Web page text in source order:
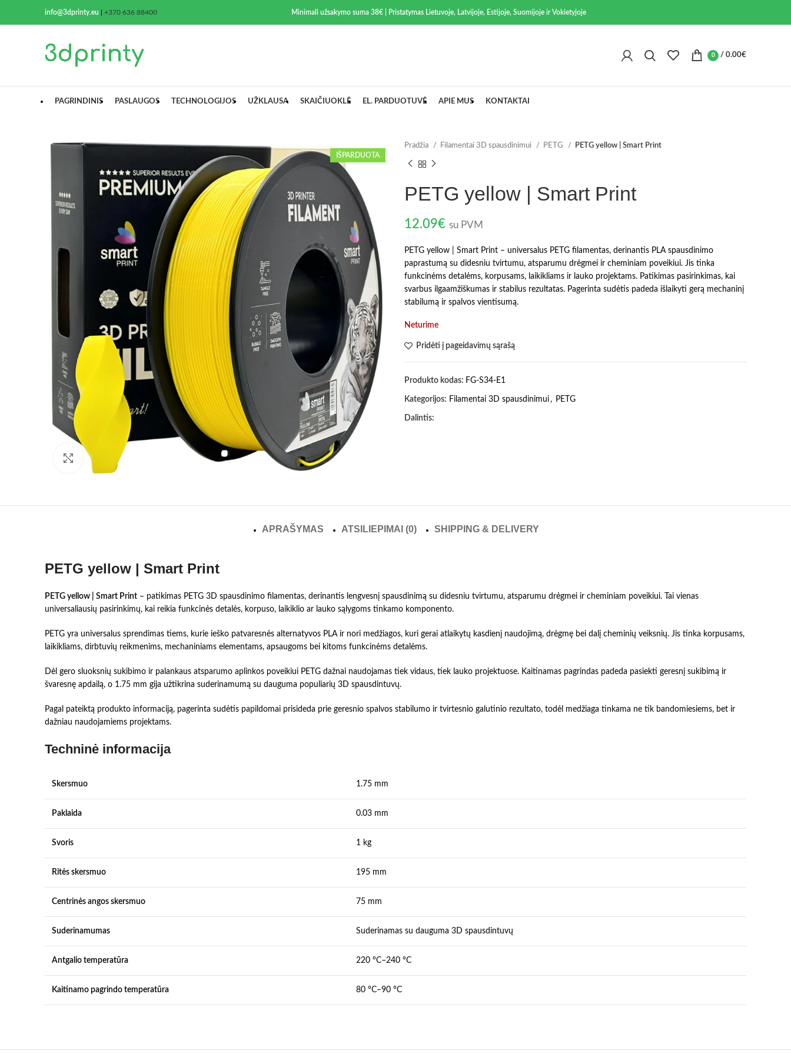
info@3dprinty.eu +370 636 88400 Minimali užsakymo suma 38€ | Pristatymas Lietuvoje, Latvijoje, Estijoje, Suomijoje ir Vokietyjoje
0 / 0.00€
PAGRINDINIS PASLAUGOS TECHNOLOGIJOS UŽKLAUSA SKAIČIUOKLĖ EL. PARDUOTUVĖ APIE MUS KONTAKTAI
IŠPARDUOTA
Spustelėkite norėdami padidinti
Pradžia Filamentai 3D spausdinimui PETG PETG yellow | Smart Print
PETG yellow | Smart Print
12.09€ su PVM
PETG yellow | Smart Print – universalus PETG filamentas, derinantis PLA spausdinimo
paprastumą su didesniu tvirtumu, atsparumu drėgmei ir cheminiam poveikiui. Jis tinka
funkcinėms detalėms, korpusams, laikikliams ir lauko projektams. Patikimas pasirinkimas, kai
svarbus ilgaamžiškumas ir stabilus rezultatas. Pagerinta sudėtis padeda išlaikyti gerą mechaninį
stabilumą ir spalvos vientisumą.
Neturime
Pridėti į pageidavimų sąrašą
Produkto kodas: FG-S34-E1
Kategorijos: Filamentai 3D spausdinimui , PETG
Dalintis:
APRAŠYMAS ATSILIEPIMAI (0) SHIPPING & DELIVERY
PETG yellow | Smart Print
PETG yellow | Smart Print – patikimas PETG 3D spausdinimo filamentas, derinantis lengvesnį spausdinimą su didesniu tvirtumu, atsparumu drėgmei ir cheminiam poveikiui. Tai vienas
universaliausių pasirinkimų, kai reikia funkcinės detalės, korpuso, laikiklio ar lauko sąlygoms tinkamo komponento.
PETG yra universalus sprendimas tiems, kurie ieško patvaresnės alternatyvos PLA ir nori medžiagos, kuri gerai atlaikytų kasdienį naudojimą, drėgmę bei dalį cheminių veiksnių. Jis tinka korpusams,
laikikliams, dirbtuvių reikmenims, mechaniniams elementams, apsaugoms bei kitoms funkcinėms detalėms.
Dėl gero sluoksnių sukibimo ir palankaus atsparumo aplinkos poveikiui PETG dažnai naudojamas tiek vidaus, tiek lauko projektuose. Kaitinamas pagrindas padeda pasiekti geresnį sukibimą ir
švaresnę apdailą, o 1.75 mm gija užtikrina suderinamumą su dauguma populiarių 3D spausdintuvų.
Pagal pateiktą produkto informaciją, pagerinta sudėtis papildomai prisideda prie geresnio spalvos stabilumo ir tvirtesnio galutinio rezultato, todėl medžiaga tinkama ne tik bandomiesiems, bet ir
dažniau naudojamiems projektams.
Techninė informacija
Skersmuo 1.75 mm
Paklaida 0.03 mm
Svoris 1 kg
Ritės skersmuo 195 mm
Centrinės angos skersmuo 75 mm
Suderinamumas Suderinamas su dauguma 3D spausdintuvų
Antgalio temperatūra 220 °C–240 °C
Kaitinamo pagrindo temperatūra 80 °C–90 °C